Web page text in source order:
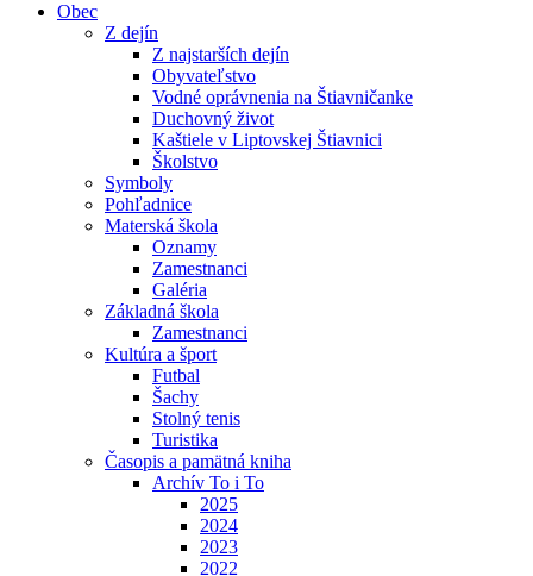
Obec
Z dejín
Z najstarších dejín
Obyvateľstvo
Vodné oprávnenia na Štiavničanke
Duchovný život
Kaštiele v Liptovskej Štiavnici
Školstvo
Symboly
Pohľadnice
Materská škola
Oznamy
Zamestnanci
Galéria
Základná škola
Zamestnanci
Kultúra a šport
Futbal
Šachy
Stolný tenis
Turistika
Časopis a pamätná kniha
Archív To i To
2025
2024
2023
2022